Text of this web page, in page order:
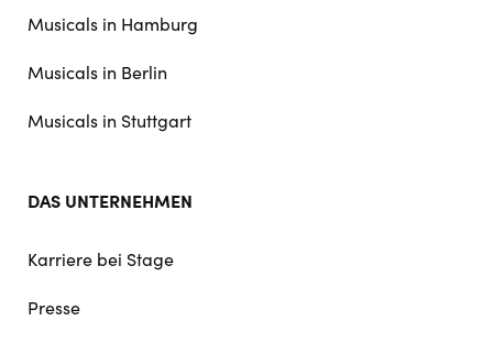
Musicals in Hamburg
Musicals in Berlin
Musicals in Stuttgart
DAS UNTERNEHMEN
Karriere bei Stage
Presse